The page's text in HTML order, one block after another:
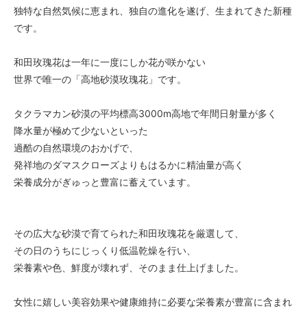
独特な自然気候に恵まれ、独自の進化を遂げ、生まれてきた新種
です。
和田玫瑰花は一年に一度にしか花が咲かない
世界で唯一の「高地砂漠玫瑰花」です。
タクラマカン砂漠の平均標高3000m高地で年間日射量が多く
降水量が極めて少ないといった
過酷の自然環境のおかげで、
発祥地のダマスクローズよりもはるかに精油量が高く
栄養成分がぎゅっと豊富に蓄えています。
その広大な砂漠で育てられた和田玫瑰花を厳選して、
その日のうちにじっくり低温乾燥を行い、
栄養素や色、鮮度が壊れず、そのまま仕上げました。
女性に嬉しい美容効果や健康維持に必要な栄養素が豊富に含まれ